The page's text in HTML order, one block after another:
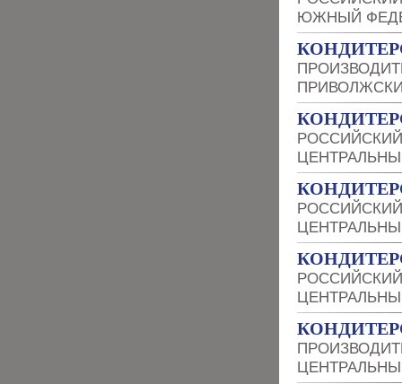
ЮЖНЫЙ